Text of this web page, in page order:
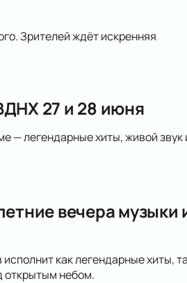
Зрителей ждёт искренняя
27 и 28 июня
— легендарные хиты, живой звук
вечера музыки
как легендарные хиты,
открытым небом.